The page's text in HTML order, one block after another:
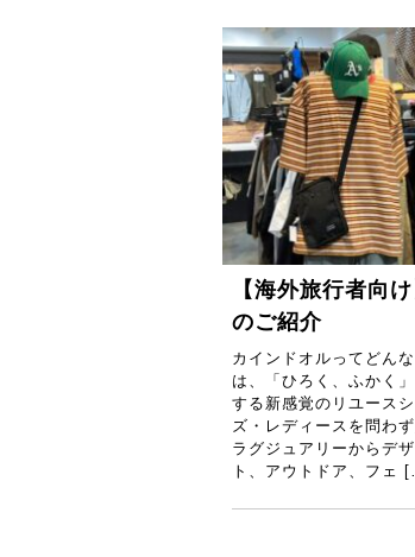
【海外旅行者向
のご紹介
カインドオルってどん
は、「ひろく、ふかく
する新感覚のリユース
ズ・レディースを問わ
ラグジュアリーからデ
ト、アウトドア、フェ